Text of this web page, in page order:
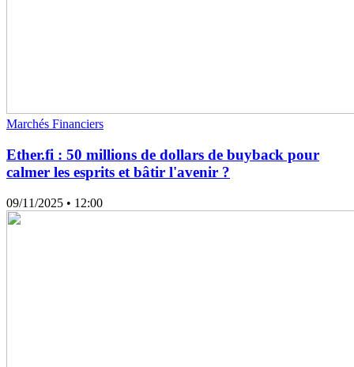
Marchés Financiers
Ether.fi : 50 millions de dollars de buyback pour
calmer les esprits et bâtir l'avenir ?
09/11/2025 • 12:00